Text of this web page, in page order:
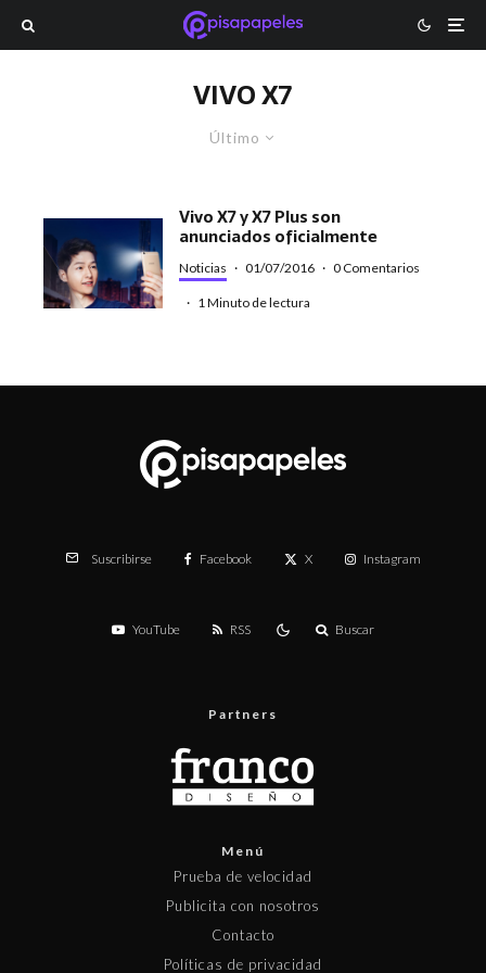
VIVO X7
Último
Vivo X7 y X7 Plus son
anunciados oficialmente
Noticias · 01/07/2016 · 0 Comentarios
· 1 Minuto de lectura
Suscribirse Facebook X Instagram
YouTube RSS Buscar
Partners
Menú
Prueba de velocidad
Publicita con nosotros
Contacto
Políticas de privacidad